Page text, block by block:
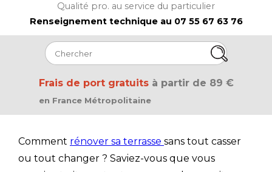
Qualité pro. au service du particulier
Renseignement technique au 07 55 67 63 76
Frais de port gratuitsà partir de 89 €
en France Métropolitaine
Comment rénover sa terrasse sans tout casser
ou tout changer ? Saviez-vous que vous